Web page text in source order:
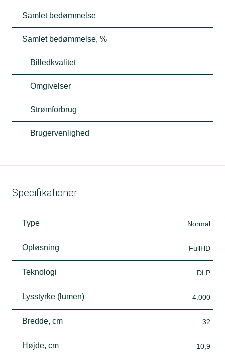
Samlet bedømmelse
Samlet bedømmelse, %
Billedkvalitet
Omgivelser
Strømforbrug
Brugervenlighed
Specifikationer
Type Normal
Opløsning FullHD
Teknologi DLP
Lysstyrke (lumen) 4.000
Bredde, cm 32
Højde, cm 10,9